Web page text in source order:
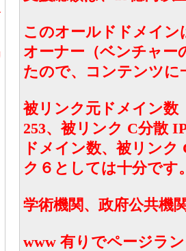
このオールドドメイン
オーナー（ベンチャー
たので、コンテンツに
被リンク元ドメイン
253、被リンク C分散
ドメイン数、被リン
ク６としては十分です
学術機関、政府公共機
www 有りでページラ